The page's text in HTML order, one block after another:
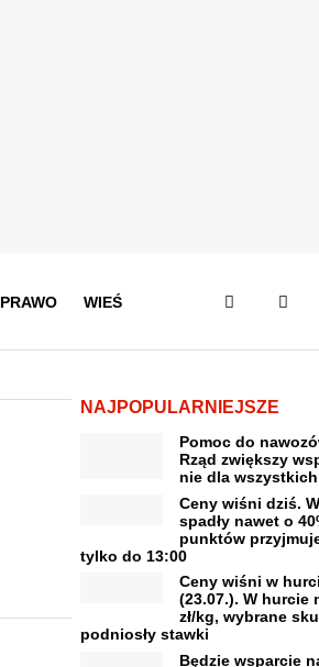
PRAWO WIEŚ
NAJPOPULARNIEJSZE
Pomoc do
Rząd zwiększy
nie dla wszystkich
Ceny wiśni dziś.
spadły nawet o
punktów
tylko do 13:00
Ceny wiśni w
(23.07.). W hurcie
zł/kg, wybrane
podniosły stawki
Będzie wsparcie